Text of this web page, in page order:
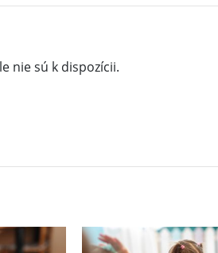
nie sú k dispozícii.